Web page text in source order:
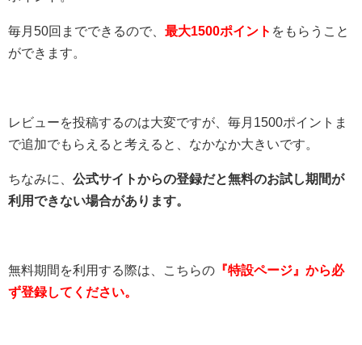
毎月50回までできるので、 最大1500ポイント をもらうこと
ができます。
レビューを投稿するのは大変ですが、毎月1500ポイントま
で追加でもらえると考えると、なかなか大きいです。
ちなみに、 公式サイトからの登録だと無料のお試し期間が
利用できない場合があります。
無料期間を利用する際は、こちらの 『特設ページ』から必
ず登録してください。